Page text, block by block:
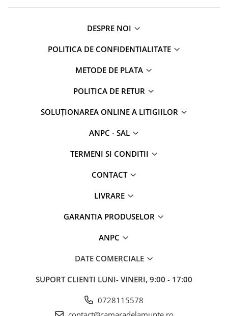
DESPRE NOI
POLITICA DE CONFIDENTIALITATE
METODE DE PLATA
POLITICA DE RETUR
SOLUȚIONAREA ONLINE A LITIGIILOR
ANPC - SAL
TERMENI SI CONDITII
CONTACT
LIVRARE
GARANTIA PRODUSELOR
ANPC
DATE COMERCIALE
SUPORT CLIENTI LUNI- VINERI, 9:00 - 17:00
0728115578